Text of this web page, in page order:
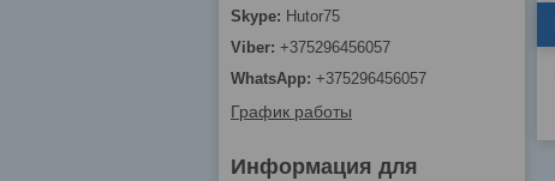
Hutor75
+375296456057
+375296456057
График работы
Информация для